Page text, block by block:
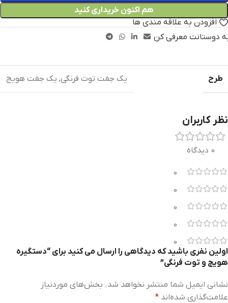
هم اکنون خریداری کنید
افزودن به علاقه مندی ها
دوستانت معرفی کن
طرح یک جفت توت فرنگی, یک جفت هویج
نظر کاربران
0 دیدگاه
0
0
0
0
0
اولین نفری باشید که دیدگاهی را ارسال می کنید برای “دستگیره
هویج و توت فرنگی”
نشانی ایمیل شما منتشر نخواهد شد. بخش‌های موردنیاز
علامت‌گذاری شده‌اند *